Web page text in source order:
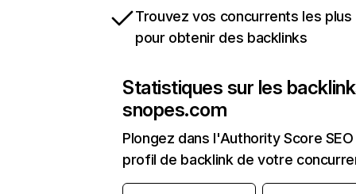
Trouvez vos concurrents les
pour obtenir des backlinks
Statistiques sur les
snopes.com
Plongez dans l'Authority Score
profil de backlink de votre